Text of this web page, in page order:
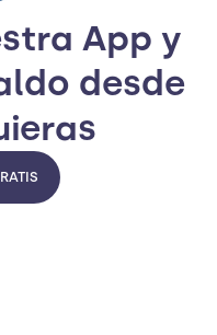
App y
desde